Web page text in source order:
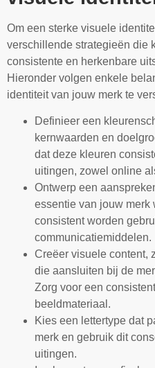
Om een sterke visuele
verschillende strategieën die
consistente en herkenbare
Hieronder volgen enkele
identiteit van jouw merk te
Definieer een
kernwaarden en
dat deze kleuren
uitingen, zowel online
Ontwerp een
essentie van jouw merk
consistent worden
communicatiemiddelen.
Creëer visuele content,
die aansluiten bij de
Zorg voor een
beeldmateriaal.
Kies een lettertype dat
merk en gebruik dit
uitingen.